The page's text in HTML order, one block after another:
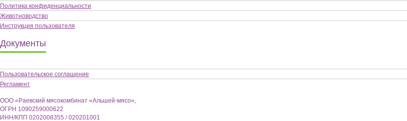
Политика конфиденциальности
Животноводство
Инструкция пользователя
Документы
Пользовательское соглашение
Регламент
ООО «Раевский мясокомбинат «Альшей-мясо»,
ОГРН 1090259000622
ИНН/КПП 0202008355 / 020201001